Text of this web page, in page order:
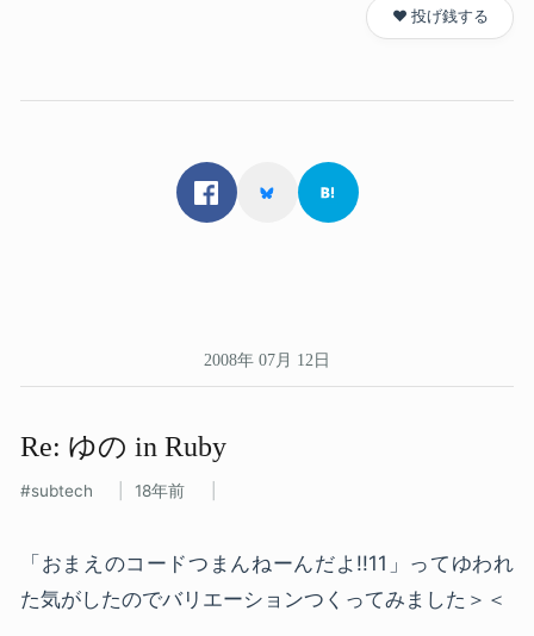
❤️ 投げ銭する
2008年 07月 12日
Re: ゆの​ in Ruby
subtech 18年前
「おまえのコードつまんねーんだよ!!11」ってゆわれ
た気がしたのでバリエーションつくってみました＞＜